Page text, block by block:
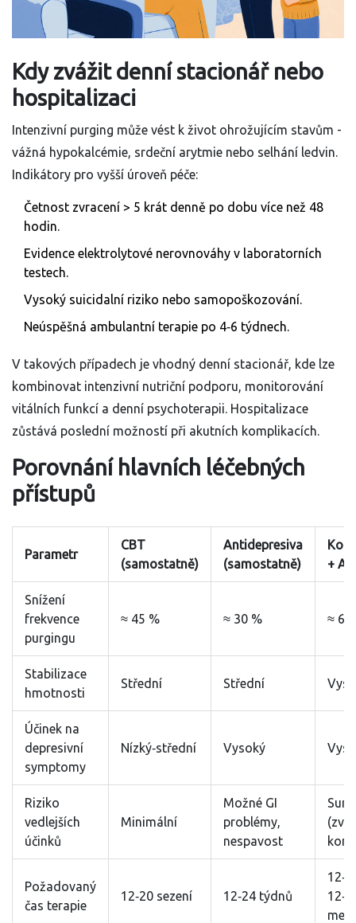
Kdy zvážit denní stacionář nebo
hospitalizaci
Intenzivní purging může vést k život ohrožujícím stavům -
vážná hypokalcémie, srdeční arytmie nebo selhání ledvin.
Indikátory pro vyšší úroveň péče:
Četnost zvracení > 5 krát denně po dobu více než 48
hodin.
Evidence elektrolytové nerovnováhy v laboratorních
testech.
Vysoký suicidalní riziko nebo samopoškozování.
Neúspěšná ambulantní terapie po 4‑6 týdnech.
V takových případech je vhodný denní stacionář, kde lze
kombinovat intenzivní nutriční podporu, monitorování
vitálních funkcí a denní psychoterapii. Hospitalizace
zůstává poslední možností při akutních komplikacích.
Porovnání hlavních léčebných
přístupů
Parametr
CBT
(samostatně)
Antidepresiva
(samostatně)
+ AD
Snížení
frekvence
purgingu
≈ 45 % ≈ 30 % ≈ 65
Stabilizace
hmotnosti
Střední Střední
Účinek na
depresivní
symptomy
Nízký‑střední Vysoký
Riziko
vedlejších
účinků
Minimální
Možné GI
problémy,
nespavost
Požadovaný
čas terapie
12‑20 sezení 12‑24 týdnů